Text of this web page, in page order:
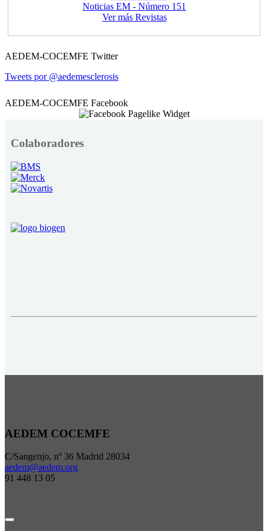
Noticias EM - Número 151
Ver más Revistas
AEDEM-COCEMFE Twitter
Tweets por @aedemesclerosis
AEDEM-COCEMFE Facebook
Colaboradores
AEDEM COCEMFE
C/Sangenjo, nº 36 Madrid 28034
aedem@aedem.org
91 448 13 05